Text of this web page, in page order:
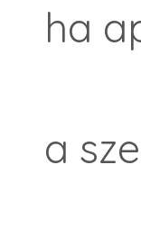
ha
a